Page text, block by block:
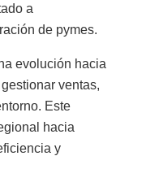
a
de pymes.
evolución hacia
ventas,
Este
hacia
y